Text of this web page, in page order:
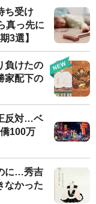
ち受け
真っ先に
3選】
負けたの
家配下の
反対…ベ
100万
に…秀吉
なかった